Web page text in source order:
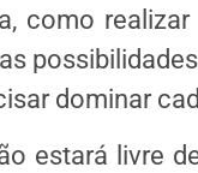
como
dominar
estará livre